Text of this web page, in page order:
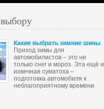
Какие выбрать зимние шины
Приход зимы для
автомобилистов – это не
только снег и мороз. Эта ещё и
извечная суматоха –
подготовка автомобиля к
неблагоприятному времени